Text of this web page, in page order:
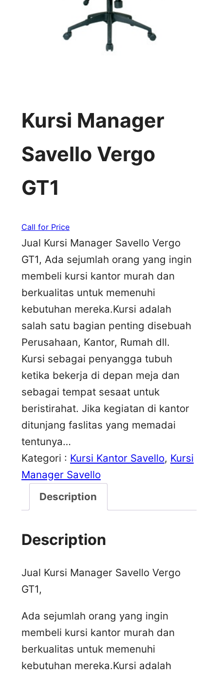
Kursi Manager
Savello Vergo
GT1
Call for Price
Jual Kursi Manager Savello Vergo
GT1, Ada sejumlah orang yang ingin
membeli kursi kantor murah dan
berkualitas untuk memenuhi
kebutuhan mereka.Kursi adalah
salah satu bagian penting disebuah
Perusahaan, Kantor, Rumah dll.
Kursi sebagai penyangga tubuh
ketika bekerja di depan meja dan
sebagai tempat sesaat untuk
beristirahat. Jika kegiatan di kantor
ditunjang faslitas yang memadai
tentunya…
Kategori : Kursi Kantor Savello, Kursi
Manager Savello
Description
Description
Jual Kursi Manager Savello Vergo
GT1,
Ada sejumlah orang yang ingin
membeli kursi kantor murah dan
berkualitas untuk memenuhi
kebutuhan mereka.Kursi adalah